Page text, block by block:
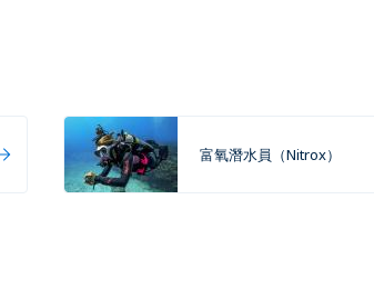
富氧潛水員（Nitrox）